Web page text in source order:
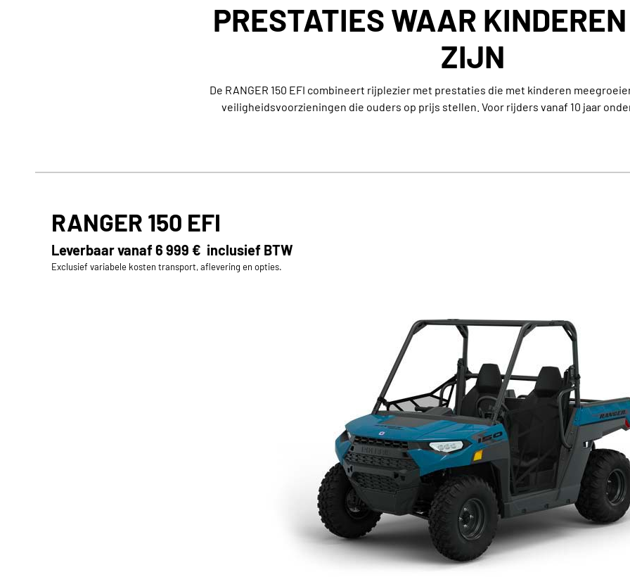
PRESTATIES WAAR
ZIJN
De RANGER 150 EFI combineert rijplezier met prestaties die met kinderen
veiligheidsvoorzieningen die ouders op prijs stellen. Voor rijders vanaf 10 jaar
RANGER 150 EFI
Leverbaar vanaf6 999 € inclusief BTW
Exclusief variabele kosten transport, aflevering en opties.